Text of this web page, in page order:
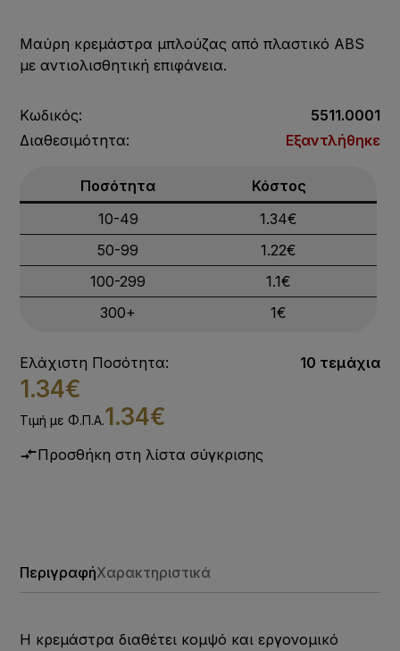
Μαύρη κρεμάστρα μπλούζας από πλαστικό ABS
με αντιολισθητική επιφάνεια.
Κωδικός:
5511.0001
Διαθεσιμότητα:
Εξαντλήθηκε
Ποσότητα
Κόστος
10-49
1.34€
50-99
1.22€
100-299
1.1€
300+
1€
Ελάχιστη Ποσότητα: 10 τεμάχια
1.34€
Τιμή με Φ.Π.Α.1.34€
Προσθήκη στη λίστα σύγκρισης
ΠεριγραφήΧαρακτηριστικά
Η κρεμάστρα διαθέτει κομψό και εργονομικό